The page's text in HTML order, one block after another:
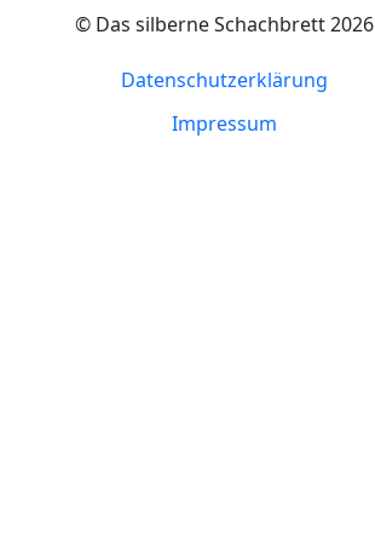
© Das silberne Schachbrett 2026
Datenschutzerklärung
Impressum